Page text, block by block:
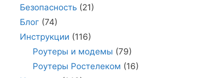
Безопасность (21)
Блог (74)
Инструкции (116)
Роутеры и модемы (79)
Роутеры Ростелеком (16)